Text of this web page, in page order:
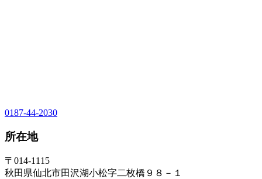
0187-44-2030
所在地
〒014-1115
秋田県仙北市田沢湖小松字二枚橋９８－１